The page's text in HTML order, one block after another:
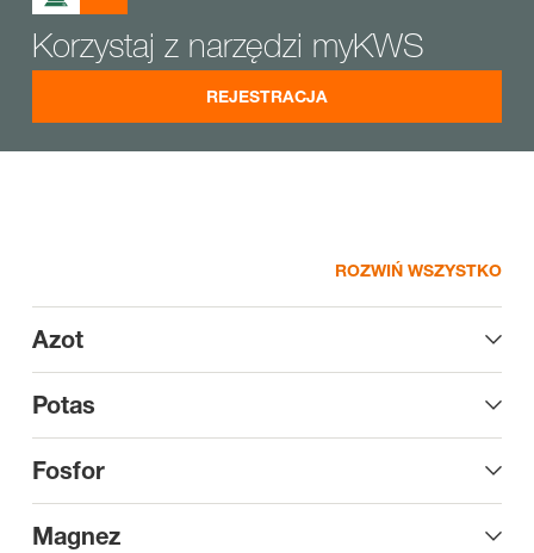
Korzystaj z narzędzi myKWS
REJESTRACJA
ROZWIŃ WSZYSTKO
Azot
Potas
Fosfor
Magnez